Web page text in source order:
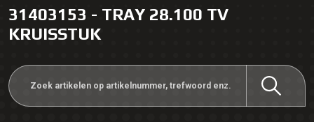
31403153 - TRAY 28.100 TV
KRUISSTUK